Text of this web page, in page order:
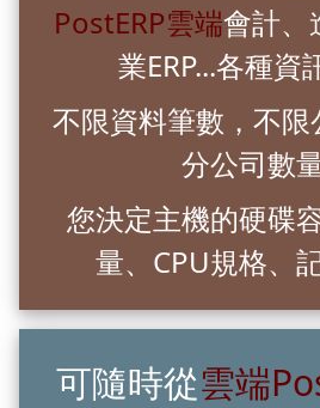
PostERP雲端會計、
業ERP...各種資
不限資料筆數，不限
分公司數量
您決定主機的硬碟
量、CPU規格、
可隨時從雲端